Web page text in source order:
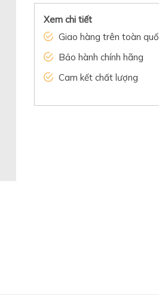
Xem chi tiết
Giao hàng trên toàn
Bảo hành chính hãng
Cam kết chất lượng